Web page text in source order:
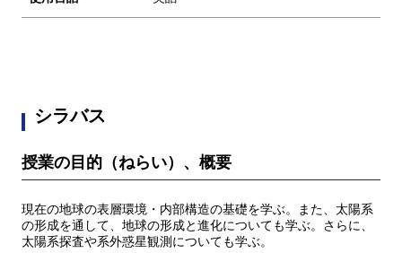
シラバス
授業の目的（ねらい）、概要
現在の地球の表層環境・内部構造の基礎を学ぶ。また、太陽系
の形成を通して、地球の形成と進化についても学ぶ。さらに、
太陽系探査や系外惑星観測についても学ぶ。